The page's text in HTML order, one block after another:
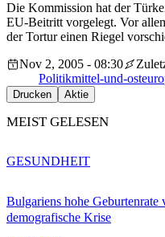
Die Kommission hat der
EU-Beitritt vorgelegt. Vor
der Tortur einen Riegel
Nov 2, 2005 - 08:30
Politikmittel-und-
Drucken Aktie
MEIST GELESEN
Bulgariens hohe Geburtenrate
demografische Krise
GESUNDHEIT